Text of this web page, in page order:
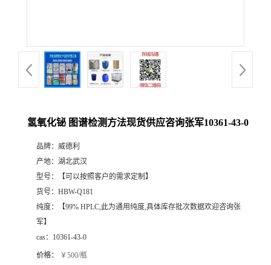
氢氧化铋 图谱检测方法现货供应咨询张军10361-43-0
品牌： 威德利
产地： 湖北武汉
型号：
【可以按照客户的需求定制】
货号： HBW-Q181
纯度：
【99% HPLC,此为通用纯度,具体库存批次数据欢迎咨询张
军】
cas： 10361-43-0
价格： ￥500/瓶